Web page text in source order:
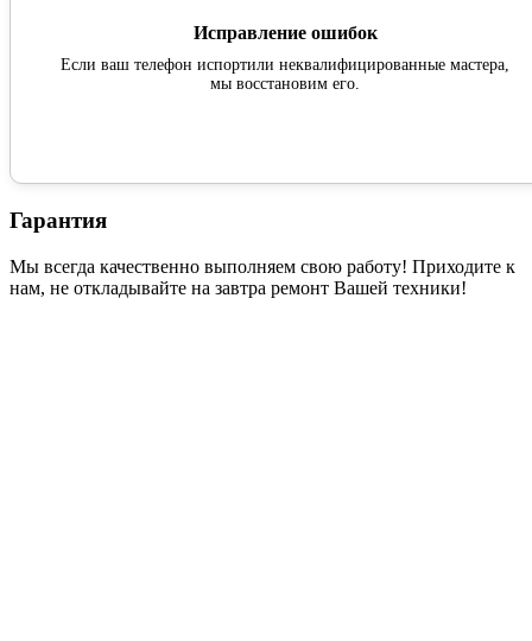
Исправление ошибок
Если ваш телефон испортили неквалифицированные мастера,
мы восстановим его.
Гарантия
Мы всегда качественно выполняем свою работу! Приходите к
нам, не откладывайте на завтра ремонт Вашей техники!